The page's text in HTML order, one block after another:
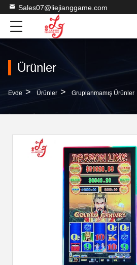
Sales07@liejianggame.com
Ürünler
Evde > Ürünler > Gruplanmamış Ürünler